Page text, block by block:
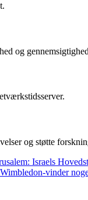
og
og støtte
Israels
vinder